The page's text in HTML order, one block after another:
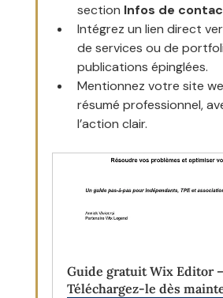
section Infos de
Intégrez un lien direct
de services ou de
publications épinglées.
Mentionnez votre site
résumé professionnel,
l’action clair.
Guide gratuit Wix Editor –
Téléchargez-le dès